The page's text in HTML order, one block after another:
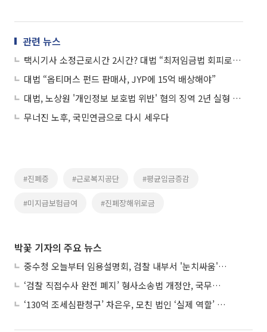
관련 뉴스
택시기사 소정근로시간 2시간? 대법 “최저임금법 회피로 무효”
대법 “옵티머스 펀드 판매사, JYP에 15억 배상해야”
대법, 노상원 '개인정보 보호법 위반' 혐의 징역 2년 실형 확정
무너진 노후, 국민연금으로 다시 세우다
#진폐증 #근로복지공단 #평균임금증감
#미지급보험급여 #진폐장해위로금
박꽃 기자의 주요 뉴스
중수청 오늘부터 임용설명회, 검찰 내부서 '눈치싸움' 기류변화도
‘검찰 직접수사 완전 폐지’ 형사소송법 개정안, 국무회의 통과
‘130억 조세심판청구’ 차은우, 모친 법인 ‘실제 역할’ 다툴 듯